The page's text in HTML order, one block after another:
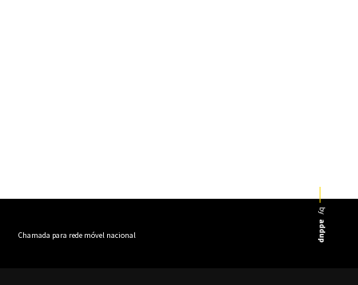
Chamada para rede móvel nacional
by
addup